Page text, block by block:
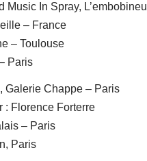
In Spray,
– France
– Toulouse
Paris
Galerie Chappe – Paris
: Florence Forterre
– Paris
Paris